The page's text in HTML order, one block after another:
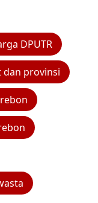
DPUTR
dan provinsi